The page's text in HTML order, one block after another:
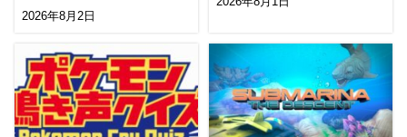
2026年8月2日